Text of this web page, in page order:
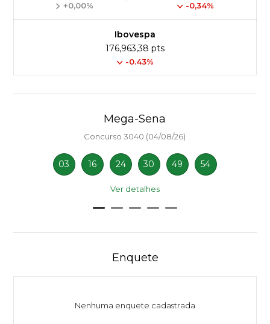
+0,00% -0,34%
Ibovespa
176,963,38 pts
-0.43%
Mega-Sena
Concurso 3040 (04/08/26)
03 16 24 30 49 54
Ver detalhes
Enquete
Nenhuma enquete cadastrada